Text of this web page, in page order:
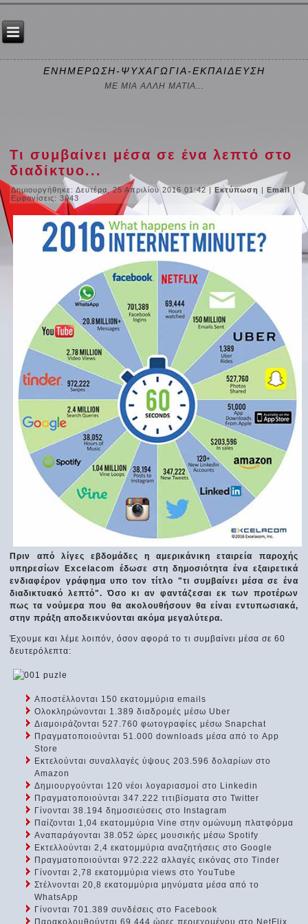
ΕΝΗΜΕΡΩΣΗ-ΨΥΧΑΓΩΓΙΑ-ΕΚΠΑΙΔΕΥΣΗ
ΜΕ ΜΙΑ ΑΛΛΗ ΜΑΤΙΑ...
Τι συμβαίνει μέσα σε ένα λεπτό στο
διαδίκτυο...
Δημιουργήθηκε: Δευτέρα, 25 Απριλίου 2016 01:42|Εκτύπωση |Email|
Εμφανίσεις: 3043
Πριν από λίγες εβδομάδες η αμερικάνικη εταιρεία παροχής
υπηρεσίων Excelacom έδωσε στη δημοσιότητα ένα εξαιρετικά
ενδιαφέρον γράφημα υπο τον τίτλο "τι συμβαίνει μέσα σε ένα
διαδικτυακό λεπτό". Όσο κι αν φαντάζεσαι εκ των προτέρων
πως τα νούμερα που θα ακολουθήσουν θα είναι εντυπωσιακά,
στην πράξη αποδεικνύονται ακόμα μεγαλύτερα.
Έχουμε και λέμε λοιπόν, όσον αφορά το τι συμβαίνει μέσα σε 60
δευτερόλεπτα:
Αποστέλλονται 150 εκατομμύρια emails
Ολοκληρώνονται 1.389 διαδρομές μέσω Uber
Διαμοιράζονται 527.760 φωτογραφίες μέσω Snapchat
Πραγματοποιούνται 51.000 downloads μέσα από το App
Store
Εκτελούνται συναλλαγές ύψους 203.596 δολαρίων στο
Amazon
Δημιουργούνται 120 νέοι λογαριασμοί στο Linkedin
Πραγματοποιούνται 347.222 τιτιβίσματα στο Twitter
Γίνονται 38.194 δημοσιεύσεις στο Instagram
Παίζονται 1,04 εκατομμύρια Vine στην ομώνυμη πλατφόρμα
Αναπαράγονται 38.052 ώρες μουσικής μέσω Spotify
Εκτελλούνται 2,4 εκατομμύρια αναζητήσεις στο Google
Πραγματοποιούνται 972.222 αλλαγές εικόνας στο Tinder
Γίνονται 2,78 εκατομμύρια views στο YouTube
Στέλνονται 20,8 εκατομμύρια μηνύματα μέσα από το
WhatsApp
Γίνονται 701.389 συνδέσεις στο Facebook
Παρακολουθούνται 69.444 ώρες περιεχομένου στο NetFlix